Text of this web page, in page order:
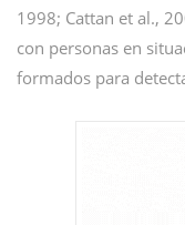
1998; Cattan et al.,
con personas en
formados para